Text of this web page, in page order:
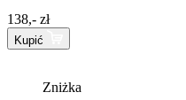
138,- zł
Kupić
Zniżka